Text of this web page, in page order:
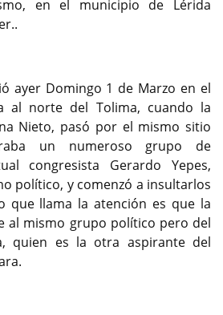
en el municipio de Lérida
ayer Domingo 1 de Marzo en el
al norte del Tolima, cuando la
Nieto, pasó por el mismo sitio
un numeroso grupo de
congresista Gerardo Yepes,
político, y comenzó a insultarlos
que llama la atención es que la
al mismo grupo político pero del
quien es la otra aspirante del